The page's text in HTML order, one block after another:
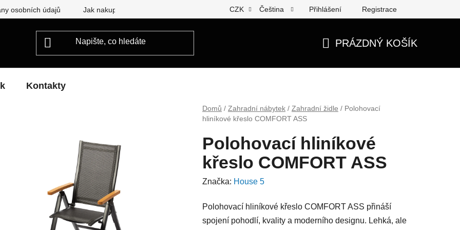
osobních údajů Jak nakupovat CZK Čeština Přihlášení Registrace
PRÁZDNÝ KOŠÍK
Kontakty
Domů / Zahradní nábytek / Zahradní židle / Polohovací
hliníkové křeslo COMFORT ASS
Polohovací hliníkové
křeslo COMFORT ASS
Značka: House 5
Polohovací hliníkové křeslo COMFORT ASS přináší
spojení pohodlí, kvality a moderního designu. Lehká, ale